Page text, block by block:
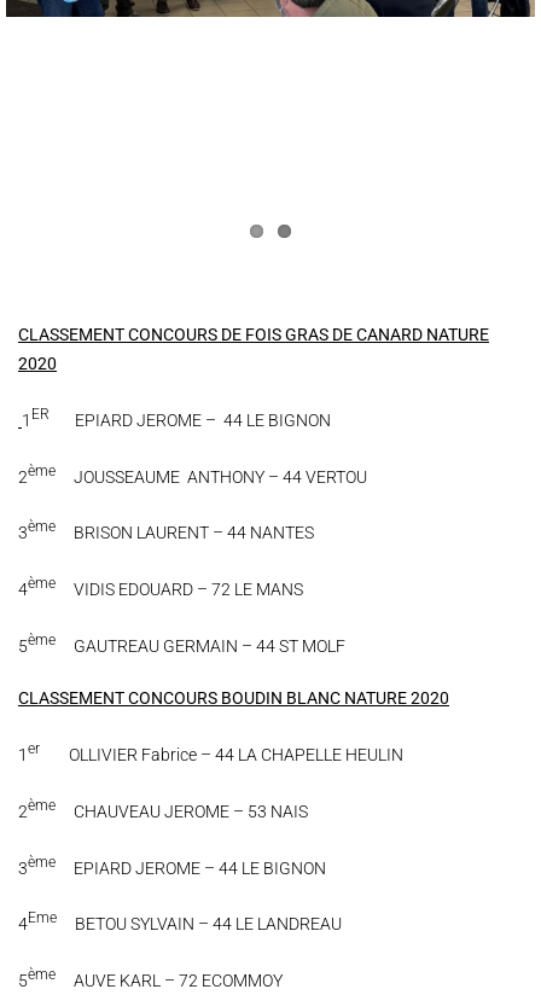
CLASSEMENT CONCOURS DE FOIS GRAS DE CANARD NATURE
2020
1 ER EPIARD JEROME – 44 LE BIGNON
2èmeJOUSSEAUME ANTHONY – 44 VERTOU
3èmeBRISON LAURENT – 44 NANTES
4èmeVIDIS EDOUARD – 72 LE MANS
5èmeGAUTREAU GERMAIN – 44 ST MOLF
CLASSEMENT CONCOURS BOUDIN BLANC NATURE 2020
1 er OLLIVIER Fabrice – 44 LA CHAPELLE HEULIN
2èmeCHAUVEAU JEROME – 53 NAIS
3èmeEPIARD JEROME – 44 LE BIGNON
4EmeBETOU SYLVAIN – 44 LE LANDREAU
5èmeAUVE KARL – 72 ECOMMOY